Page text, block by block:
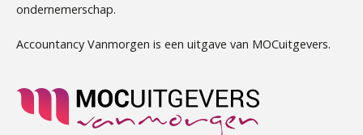
ondernemerschap.
Accountancy Vanmorgen is een uitgave van MOCuitgevers.